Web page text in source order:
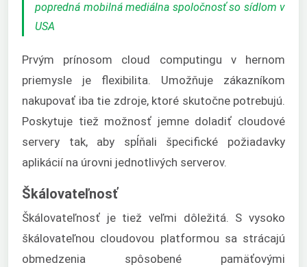
popredná mobilná mediálna spoločnosť so sídlom v
USA
Prvým prínosom cloud computingu v hernom
priemysle je flexibilita. Umožňuje zákazníkom
nakupovať iba tie zdroje, ktoré skutočne potrebujú.
Poskytuje tiež možnosť jemne doladiť cloudové
servery tak, aby spĺňali špecifické požiadavky
aplikácií na úrovni jednotlivých serverov.
Škálovateľnosť
Škálovateľnosť je tiež veľmi dôležitá. S vysoko
škálovateľnou cloudovou platformou sa strácajú
obmedzenia spôsobené pamäťovými